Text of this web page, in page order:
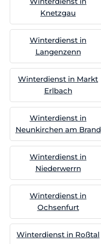
Knetzgau
Winterdienst in
Langenzenn
Winterdienst in Markt
Erlbach
Winterdienst in
Neunkirchen am Brand
Winterdienst in
Niederwerrn
Winterdienst in
Ochsenfurt
Winterdienst in Roßtal